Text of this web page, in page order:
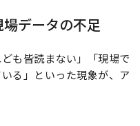
データの不足
も皆読まない」「現場で
る」といった現象が、ア